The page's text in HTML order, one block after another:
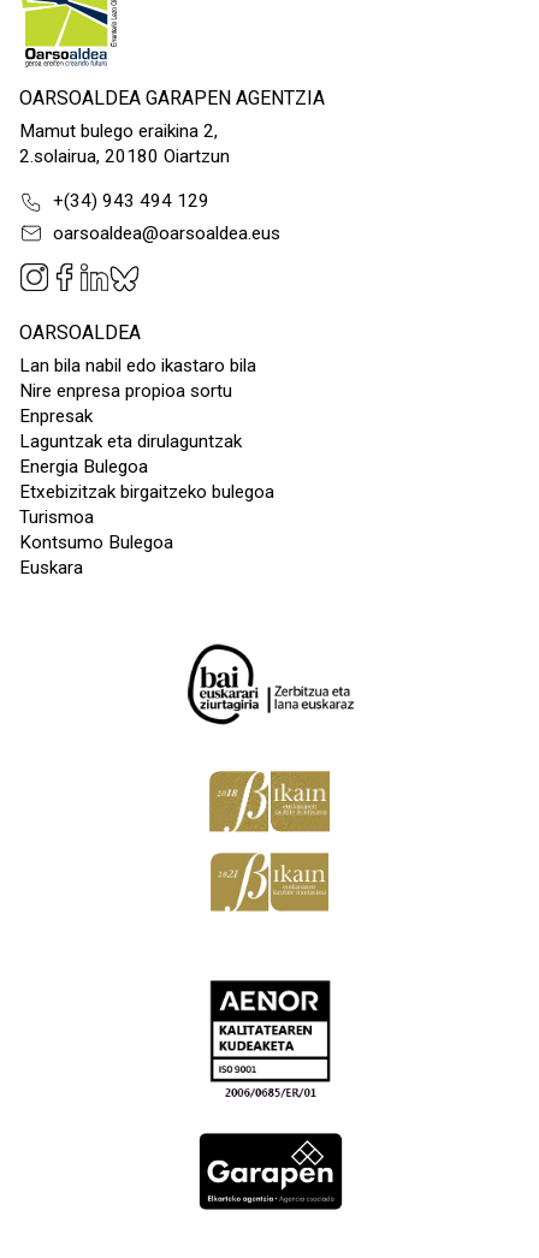
OARSOALDEA GARAPEN AGENTZIA
Mamut bulego eraikina 2,
2.solairua, 20180 Oiartzun
+(34) 943 494 129
oarsoaldea@oarsoaldea.eus
OARSOALDEA
Lan bila nabil edo ikastaro bila
Nire enpresa propioa sortu
Enpresak
Laguntzak eta dirulaguntzak
Energia Bulegoa
Etxebizitzak birgaitzeko bulegoa
Turismoa
Kontsumo Bulegoa
Euskara